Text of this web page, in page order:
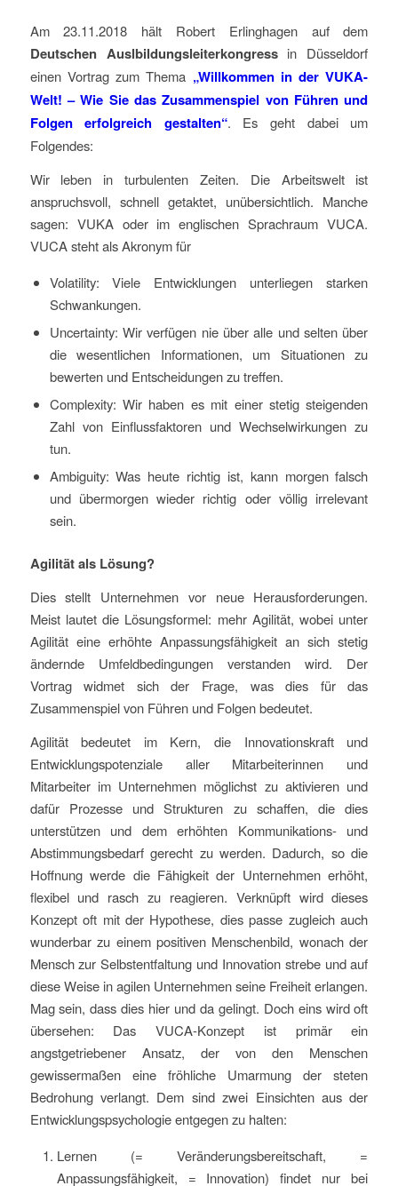
Am 23.11.2018 hält Robert Erlinghagen auf dem
Deutschen Auslbildungsleiterkongressin Düsseldorf
einen Vortrag zum Thema „Willkommen in der VUKA-
Welt! – Wie Sie das Zusammenspiel von Führen und
Folgen erfolgreich gestalten“. Es geht dabei um
Folgendes:
Wir leben in turbulenten Zeiten. Die Arbeitswelt ist
anspruchsvoll, schnell getaktet, unübersichtlich. Manche
sagen: VUKA oder im englischen Sprachraum VUCA.
VUCA steht als Akronym für
Volatility: Viele Entwicklungen unterliegen starken
Schwankungen.
Uncertainty: Wir verfügen nie über alle und selten über
die wesentlichen Informationen, um Situationen zu
bewerten und Entscheidungen zu treffen.
Complexity: Wir haben es mit einer stetig steigenden
Zahl von Einflussfaktoren und Wechselwirkungen zu
tun.
Ambiguity: Was heute richtig ist, kann morgen falsch
und übermorgen wieder richtig oder völlig irrelevant
sein.
Agilität als Lösung?
Dies stellt Unternehmen vor neue Herausforderungen.
Meist lautet die Lösungsformel: mehr Agilität, wobei unter
Agilität eine erhöhte Anpassungsfähigkeit an sich stetig
ändernde Umfeldbedingungen verstanden wird. Der
Vortrag widmet sich der Frage, was dies für das
Zusammenspiel von Führen und Folgen bedeutet.
Agilität bedeutet im Kern, die Innovationskraft und
Entwicklungspotenziale aller Mitarbeiterinnen und
Mitarbeiter im Unternehmen möglichst zu aktivieren und
dafür Prozesse und Strukturen zu schaffen, die dies
unterstützen und dem erhöhten Kommunikations- und
Abstimmungsbedarf gerecht zu werden. Dadurch, so die
Hoffnung werde die Fähigkeit der Unternehmen erhöht,
flexibel und rasch zu reagieren. Verknüpft wird dieses
Konzept oft mit der Hypothese, dies passe zugleich auch
wunderbar zu einem positiven Menschenbild, wonach der
Mensch zur Selbstentfaltung und Innovation strebe und auf
diese Weise in agilen Unternehmen seine Freiheit erlangen.
Mag sein, dass dies hier und da gelingt. Doch eins wird oft
übersehen: Das VUCA-Konzept ist primär ein
angstgetriebener Ansatz, der von den Menschen
gewissermaßen eine fröhliche Umarmung der steten
Bedrohung verlangt. Dem sind zwei Einsichten aus der
Entwicklungspsychologie entgegen zu halten:
Lernen (= Veränderungsbereitschaft, =
Anpassungsfähigkeit, = Innovation) findet nur bei